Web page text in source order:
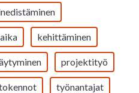
kehittäminen
projektityö
työnantajat